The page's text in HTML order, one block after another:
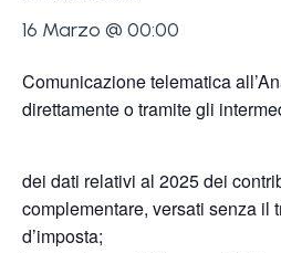
16 Marzo @ 00:00
Comunicazione telematica
direttamente o tramite gli
dei dati relativi al 2025 dei
complementare, versati senza il
d’imposta;